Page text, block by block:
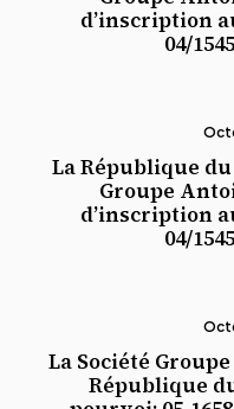
d’inscription
04/
La République
Groupe
d’inscription
04/
La Société
République